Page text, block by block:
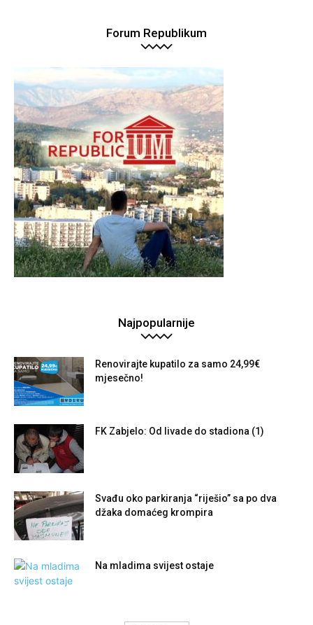
Forum Republikum
Najpopularnije
Renovirajte kupatilo za samo 24,99€
mjesečno!
FK Zabjelo: Od livade do stadiona (1)
Svađu oko parkiranja “riješio” sa po dva
džaka domaćeg krompira
Na mladima svijest ostaje